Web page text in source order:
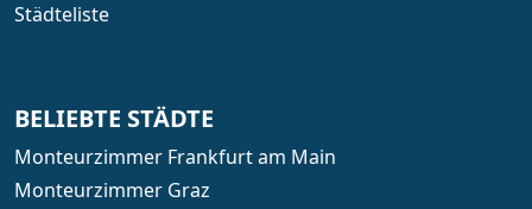
Städteliste
BELIEBTE STÄDTE
Monteurzimmer Frankfurt am Main
Monteurzimmer Graz